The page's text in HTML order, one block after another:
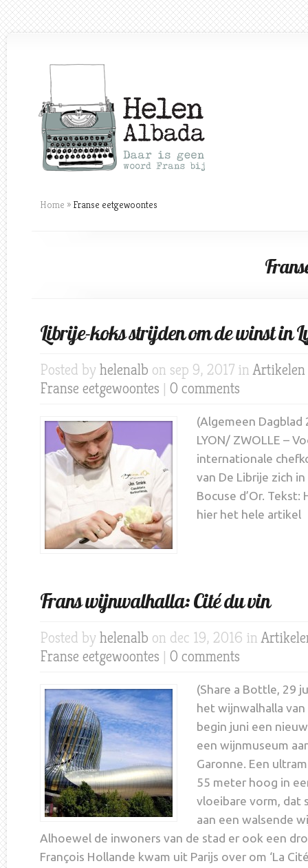
Home » Franse eetgewoontes
Librije-koks strijden om de winst in
Posted by helenalb on sep 9, 2017 in
Franse eetgewoontes | 0 comments
(Algemeen Dagblad
LYON/ ZWOLLE –
internationale
van De Librije zich
Bocuse d’Or. Tekst:
hier het hele artikel
Frans wijnwalhalla: Cité du vin
Posted by helenalb on dec 19, 2016 in
Franse eetgewoontes | 0 comments
(Share a Bottle, 29
het wijnwalhalla van
begin juni een
een wijnmuseum
Garonne. Een
55 meter hoog in
vloeibare vorm, dat
aan een walsende
Alhoewel de inwoners van de stad er ook een
François Hollande kwam uit Parijs over om ‘La